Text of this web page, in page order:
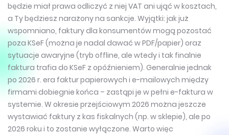
będzie miał prawa odliczyć z niej VAT ani ująć w kosztach,
a Ty będziesz narażony na sankcje. Wyjątki: jak już
wspomniano, faktury dla konsumentów mogą pozostać
poza KSeF (można je nadal dawać w PDF/papier) oraz
sytuacje awaryjne (tryb offline, ale wtedy i tak finalnie
faktura trafia do KSeF z opóźnieniem). Generalnie jednak
po 2026 r. era faktur papierowych i e-mailowych między
firmami dobiegnie końca – zastąpi je w pełni e-faktura w
systemie. W okresie przejściowym 2026 można jeszcze
wystawiać faktury z kas fiskalnych (np. w sklepie), ale po
2026 roku i to zostanie wyłączone. Warto więc